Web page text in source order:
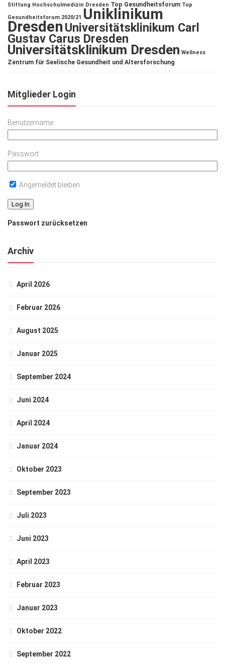
Stiftung Hochschulmedizin Dresden Top Gesundheitsforum Top
Gesundheitsforum 2020/21 Uniklinikum
DresdenUniversitätsklinikum Carl
Gustav Carus Dresden
Universitätsklinikum Dresden Wellness
Zentrum für Seelische Gesundheit und Altersforschung
Mitglieder Login
Benutzername
Passwort
Angemeldet bleiben
Passwort zurücksetzen
Archiv
April 2026
Februar 2026
August 2025
Januar 2025
September 2024
Juni 2024
April 2024
Januar 2024
Oktober 2023
September 2023
Juli 2023
Juni 2023
April 2023
Februar 2023
Januar 2023
Oktober 2022
September 2022